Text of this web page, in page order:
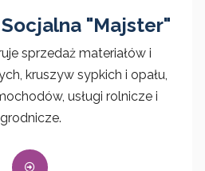
"Majster"
sprzedaż materiałów i
kruszyw sypkich i opału,
usługi rolnicze i